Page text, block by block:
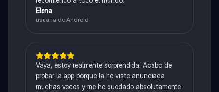
Elena
usuaria de Android
Vaya, estoy realmente sorprendida. Acabo de
probar la app porque la he visto anunciada
muchas veces y me he quedado absolutamente